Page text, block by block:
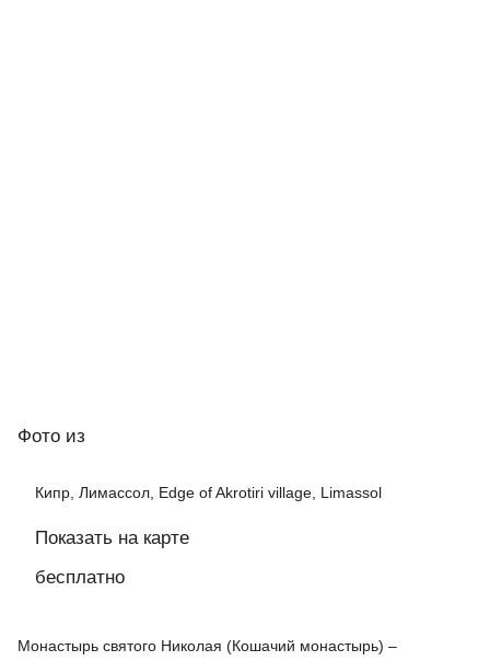
Фото из
Кипр, Лимассол, Edge of Akrotiri village, Limassol
Показать на карте
бесплатно
Монастырь святого Николая (Кошачий монастырь) –